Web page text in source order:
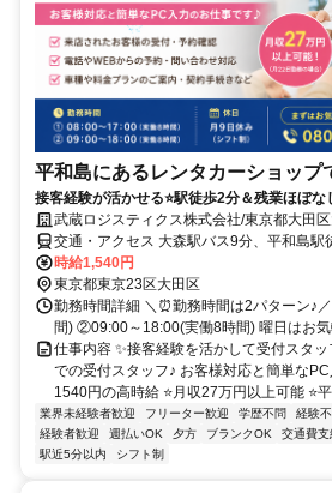
平和島にあるレンタカーショップ
接客経験が活かせる⭐駅徒歩2分＆残業ほぼな
武蔵ロジスティクス株式会社/東京都大田
交通・アクセス 大森駅バス9分、平和島駅
時給1,540円
東京都東京23区大田区
勤務時間詳細 ＼⏰勤務時間は2パターン♪
間) ②09:00～18:00(実働8時間) 曜日はお気
仕事内容 ✨接客経験を活かして受付スタ
での受付スタッフ♪ お客様対応と簡単な
1540円の高時給 ⭐月収27万円以上可能 ⭐平
業界未経験者歓迎 フリーター歓迎 学歴不問 経験
経験者歓迎
週払いOK 夕方 ブランクOK 交通費支
駅近5分以内
シフト制